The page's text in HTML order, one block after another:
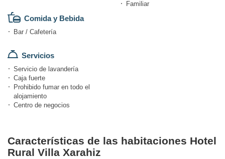
Comida y Bebida
Bar / Cafetería
Servicios
Servicio de lavandería
Caja fuerte
Prohibido fumar en todo el
alojamiento
Centro de negocios
Familiar
Características de las habitaciones Hotel
Rural Villa Xarahiz